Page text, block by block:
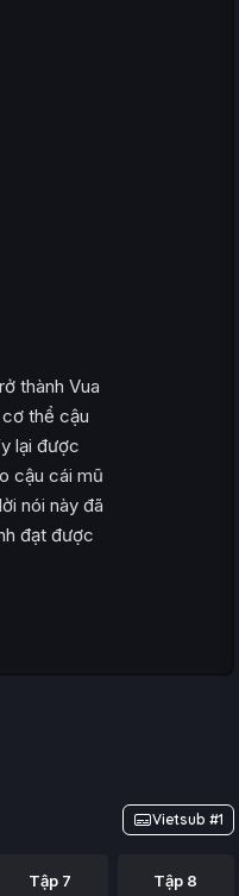
thành Vua
thể cậu
lại được
cậu cái mũ
nói này đã
đạt được
Vietsub #1
Tập 7 Tập 8